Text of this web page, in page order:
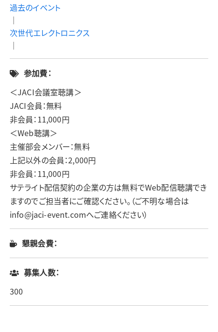
過去のイベント
｜
次世代エレクトロニクス
｜
参加費：
＜JACI会議室聴講＞
JACI会員：無料
非会員：11,000円
＜Web聴講＞
主催部会メンバー：無料
上記以外の会員：2,000円
非会員：11,000円
サテライト配信契約の企業の方は無料でWeb配信聴講でき
ますのでご担当者にご確認ください。（ご不明な場合は
info@jaci-event.comへご連絡ください）
懇親会費：
募集人数：
300